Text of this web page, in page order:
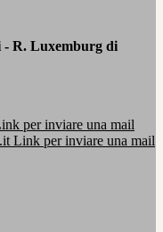
- R. Luxemburg di
per inviare una mail
Link per inviare una mail